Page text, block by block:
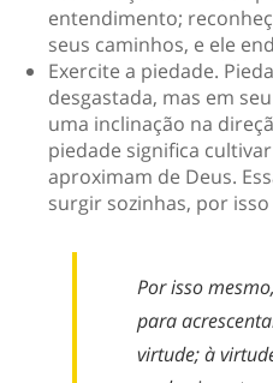
entendimento;
seus caminhos, e ele
Exercite a piedade.
desgastada, mas em
uma inclinação na
piedade significa
aproximam de Deus.
surgir sozinhas, por
Por isso
para
virtude; à